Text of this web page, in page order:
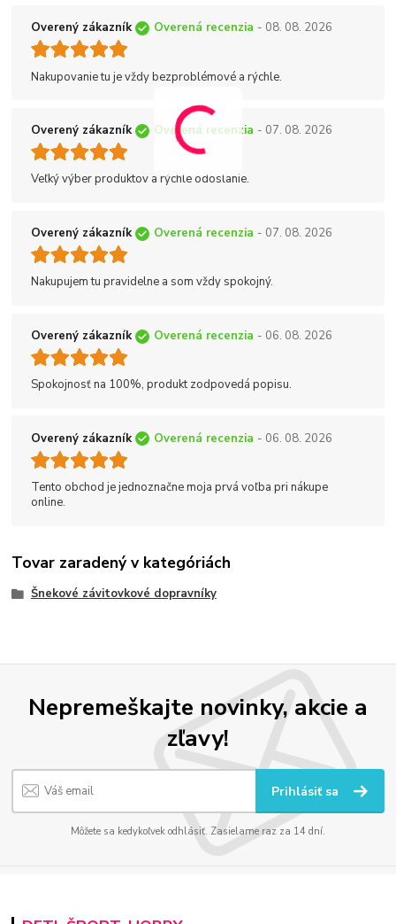
Overený zákazník Overená recenzia - 08. 08. 2026
Nakupovanie tu je vždy bezproblémové a rýchle.
Overený zákazník Overená recenzia - 07. 08. 2026
Veľký výber produktov a rýchle odoslanie.
Overený zákazník Overená recenzia - 07. 08. 2026
Nakupujem tu pravidelne a som vždy spokojný.
Overený zákazník Overená recenzia - 06. 08. 2026
Spokojnosť na 100%, produkt zodpovedá popisu.
Overený zákazník Overená recenzia - 06. 08. 2026
Tento obchod je jednoznačne moja prvá voľba pri nákupe
online.
Tovar zaradený v kategóriách
Šnekové závitovkové dopravníky
Nepremeškajte novinky, akcie a
zľavy!
Prihlásiť sa
Môžete sa kedykoľvek odhlásiť. Zasielame raz za 14 dní.